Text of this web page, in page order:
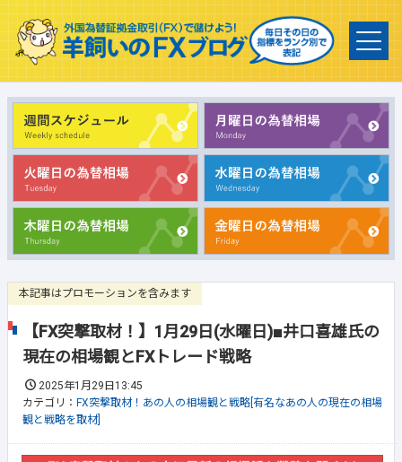
本記事はプロモーションを含みます
【FX突撃取材！】1月29日(水曜日)■井口喜雄氏の
現在の相場観とFXトレード戦略
2025年1月29日13:45
カテゴリ： FX突撃取材！あの人の相場観と戦略[有名なあの人の現在の相場
観と戦略を取材]